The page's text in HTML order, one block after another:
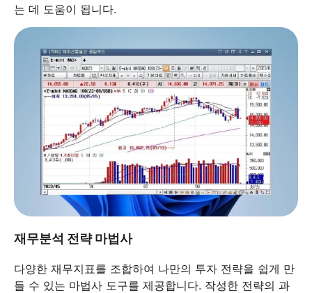
는 데 도움이 됩니다.
재무분석 전략 마법사
다양한 재무지표를 조합하여 나만의 투자 전략을 쉽게 만
들 수 있는 마법사 도구를 제공합니다. 작성한 전략의 과